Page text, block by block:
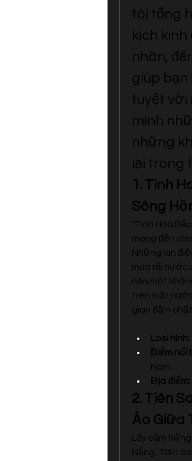
tôi tổng
kịch
nhãn,
giúp bạn
tuyệt vời
mình
những
lại trong
1. Tinh
Sông
"Tinh Hoa
mang đến
Những làn
múa rối nước
nên một
trên mặt
gian đậm chất
Loại hình:
Điểm nổi
Nam.
Địa điểm:
2. Tiên
Ảo Giữa
Lấy cảm
Nẵng, Tiên